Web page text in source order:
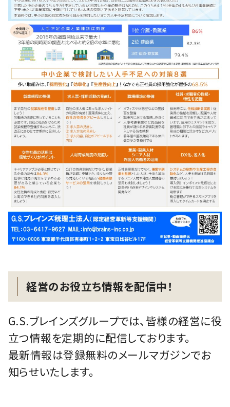
経営のお役立ち情報を配信中！
G.S.ブレインズグループでは、皆様の経営に役
立つ情報を定期的に配信しております。
最新情報は登録無料のメールマガジンでお
知らせいたします。